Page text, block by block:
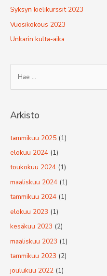
Syksyn kielikurssit 2023
Vuosikokous 2023
Unkarin kulta-aika
h
Arkisto
tammikuu 2025 (1)
elokuu 2024 (1)
toukokuu 2024 (1)
maaliskuu 2024 (1)
tammikuu 2024 (1)
elokuu 2023 (1)
kesäkuu 2023 (2)
maaliskuu 2023 (1)
tammikuu 2023 (2)
joulukuu 2022 (1)